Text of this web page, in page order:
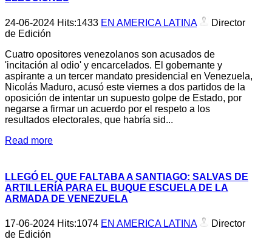
24-06-2024 Hits:1433 EN AMERICA LATINA
Director
de Edición
Cuatro opositores venezolanos son acusados de
'incitación al odio' y encarcelados. El gobernante y
aspirante a un tercer mandato presidencial en Venezuela,
Nicolás Maduro, acusó este viernes a dos partidos de la
oposición de intentar un supuesto golpe de Estado, por
negarse a firmar un acuerdo por el respeto a los
resultados electorales, que habría sid...
Read more
LLEGÓ EL QUE FALTABA A SANTIAGO: SALVAS DE
ARTILLERÍA PARA EL BUQUE ESCUELA DE LA
ARMADA DE VENEZUELA
17-06-2024 Hits:1074 EN AMERICA LATINA
Director
de Edición